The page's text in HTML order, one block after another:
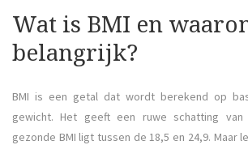
Wat is BMI en
belangrijk?
BMI is een getal dat wordt berekend op
gewicht. Het geeft een ruwe schatting van
gezonde BMI ligt tussen de 18,5 en 24,9. Maar